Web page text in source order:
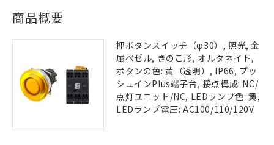
商品概要
押ボタンスイッチ（φ30）, 照光, 金
属ベゼル, きのこ形, オルタネイト,
ボタンの色: 黄（透明）, IP66, プッ
シュインPlus端子台, 接点構成: NC/
点灯ユニット/NC, LEDランプ色: 黄,
LEDランプ電圧: AC100/110/120V